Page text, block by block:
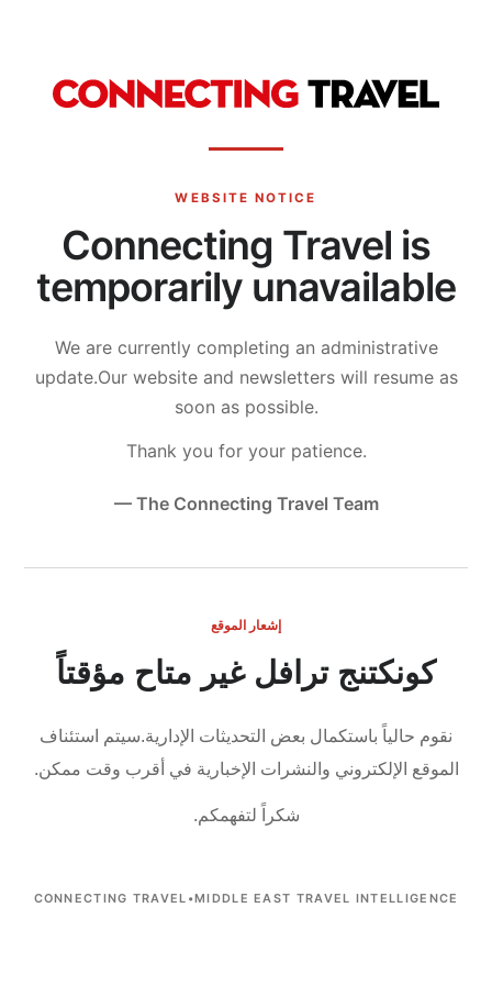
WEBSITE NOTICE
Connecting Travel is
temporarily unavailable
We are currently completing an administrative
update.Our website and newsletters will resume as
soon as possible.
Thank you for your patience.
— The Connecting Travel Team
إشعار الموقع
كونكتنج ترافل غير متاح مؤقتاً
نقوم حالياً باستكمال بعض التحديثات الإدارية.سيتم استئناف
الموقع الإلكتروني والنشرات الإخبارية في أقرب وقت ممكن.
شكراً لتفهمكم.
CONNECTING TRAVEL •MIDDLE EAST TRAVEL INTELLIGENCE